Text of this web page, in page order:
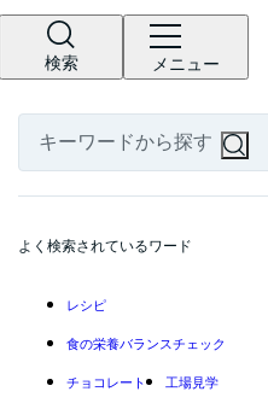
検索 メニュー
よく検索されているワード
レシピ
食の栄養バランスチェック
チョコレート 工場見学